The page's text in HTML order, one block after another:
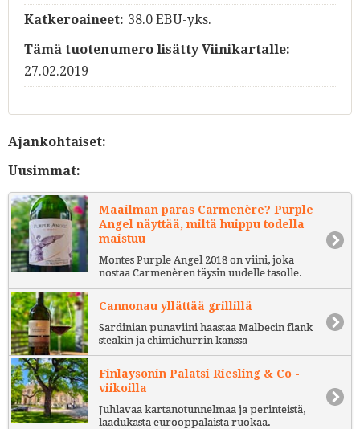
Katkeroaineet: 38.0 EBU-yks.
Tämä tuotenumero lisätty Viinikartalle:
27.02.2019
Ajankohtaiset:
Uusimmat:
Maailman paras Carmenère? Purple
Angel näyttää, miltä huippu todella
maistuu
Montes Purple Angel 2018 on viini, joka
nostaa Carmenèren täysin uudelle tasolle.
Cannonau yllättää grillillä
Sardinian punaviini haastaa Malbecin flank
steakin ja chimichurrin kanssa
Finlaysonin Palatsi Riesling & Co -
viikoilla
Juhlavaa kartanotunnelmaa ja perinteistä,
laadukasta eurooppalaista ruokaa.